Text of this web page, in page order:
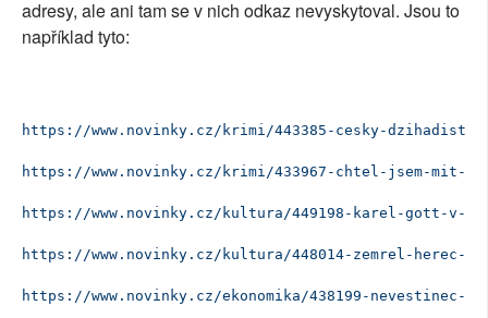
adresy, ale ani tam se v nich odkaz nevyskytoval. Jsou to
například tyto:
https://www.novinky.cz/krimi/443385-cesky-
https://www.novinky.cz/krimi/433967-chtel-jsem-mit-
https://www.novinky.cz/kultura/449198-karel-gott-v-
https://www.novinky.cz/kultura/448014-zemrel-herec-
https://www.novinky.cz/ekonomika/438199-nevestinec-